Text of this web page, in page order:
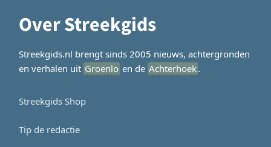
Over Streekgids
Streekgids.nl brengt sinds 2005 nieuws, achtergronden
en verhalen uit Groenlo en de Achterhoek.
Streekgids Shop
Tip de redactie